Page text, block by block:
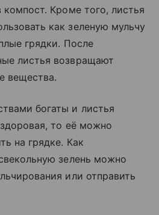
компост. Кроме того, листья
как зеленую мульчу
грядки. После
листья возвращают
вещества.
богаты и листья
то её можно
на грядке. Как
зелень можно
или отправить